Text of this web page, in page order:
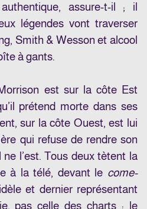
assure-t-il ; il
légendes vont traverser
Smith & Wesson et alcool
à gants.
est sur la côte Est
prétend morte dans ses
sur la côte Ouest, est lui
qui refuse de rendre son
ne l’est. Tous deux tètent la
à la télé, devant le come-
et dernier représentant
pas celle des charts : le